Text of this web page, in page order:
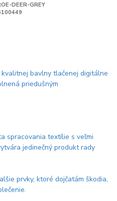
DEER-GREY
bavlny tlačenej digitálne
priedušným
spracovania textílie s veľmi
jedinečný produkt rady
prvky, ktoré dojčatám škodia,